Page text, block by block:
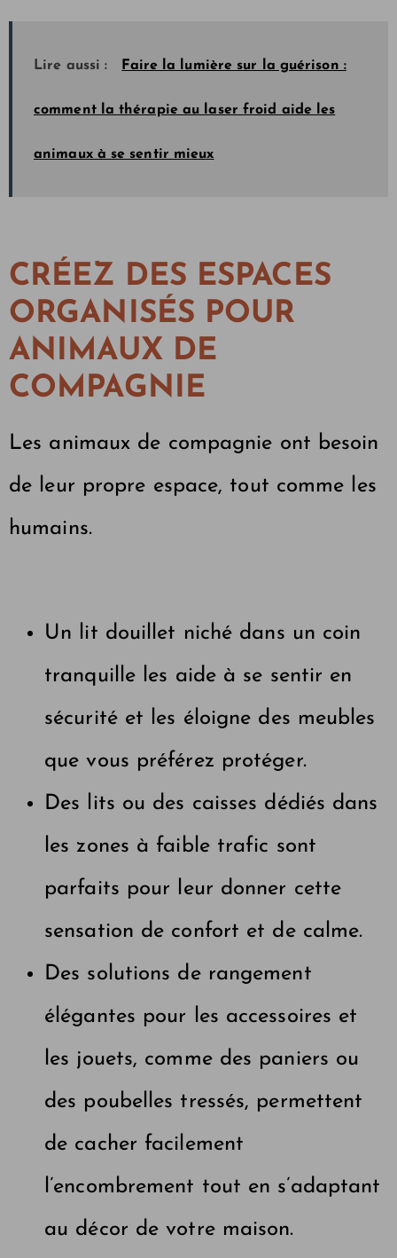
Lire aussi : Faire la lumière sur la guérison :
comment la thérapie au laser froid aide les
animaux à se sentir mieux
CRÉEZ DES ESPACES
ORGANISÉS POUR
ANIMAUX DE
COMPAGNIE
Les animaux de compagnie ont besoin
de leur propre espace, tout comme les
humains.
Un lit douillet niché dans un coin
tranquille les aide à se sentir en
sécurité et les éloigne des meubles
que vous préférez protéger.
Des lits ou des caisses dédiés dans
les zones à faible trafic sont
parfaits pour leur donner cette
sensation de confort et de calme.
Des solutions de rangement
élégantes pour les accessoires et
les jouets, comme des paniers ou
des poubelles tressés, permettent
de cacher facilement
l’encombrement tout en s’adaptant
au décor de votre maison.